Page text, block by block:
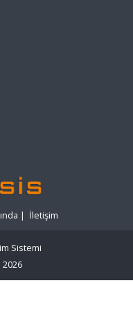
| İletişim
Sistemi